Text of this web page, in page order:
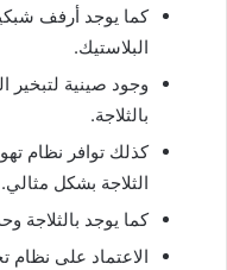
كما يوجد أرفف
البلاستيك.
وجود صينية لتبخير
بالثلاجة.
كذلك توافر نظام
الثلاجة بشكل مثالي.
كما يوجد بالثلاجة
الاعتماد على نظام